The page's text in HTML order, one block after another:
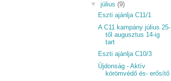
▼ július (9)
Eszti ajánlja C11/1
A C11 kampány július 25-
től augusztus 14-ig
tart
Eszti ajánlja C10/3
Újdonság - Aktív
körömvédő és- erősítő